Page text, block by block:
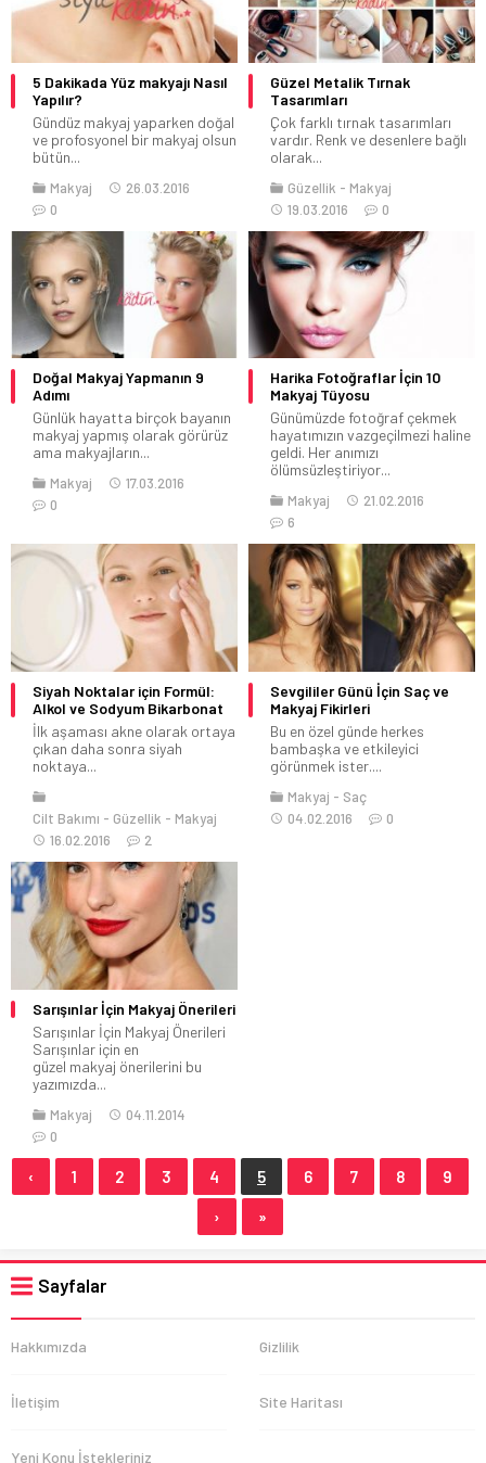
5 Dakikada Yüz makyajı Nasıl
Yapılır?
Gündüz makyaj yaparken doğal
ve profosyonel bir makyaj olsun
bütün...
Makyaj
26.03.2016
0
Güzel Metalik Tırnak
Tasarımları
Çok farklı tırnak tasarımları
vardır. Renk ve desenlere bağlı
olarak...
Güzellik
Makyaj
19.03.2016
0
Doğal Makyaj Yapmanın 9
Adımı
Günlük hayatta birçok bayanın
makyaj yapmış olarak görürüz
ama makyajların...
Makyaj
17.03.2016
0
Harika Fotoğraflar İçin 10
Makyaj Tüyosu
Günümüzde fotoğraf çekmek
hayatımızın vazgeçilmezi haline
geldi. Her anımızı
ölümsüzleştiriyor...
Makyaj
21.02.2016
6
Siyah Noktalar için Formül:
Alkol ve Sodyum Bikarbonat
İlk aşaması akne olarak ortaya
çıkan daha sonra siyah
noktaya...
Cilt Bakımı Güzellik
Makyaj
16.02.2016
2
Sevgililer Günü İçin Saç ve
Makyaj Fikirleri
Bu en özel günde herkes
bambaşka ve etkileyici
görünmek ister....
Makyaj
Saç
04.02.2016
0
Sarışınlar İçin Makyaj Önerileri
Sarışınlar İçin Makyaj Önerileri
Sarışınlar için en
güzel makyaj önerilerini bu
yazımızda...
Makyaj
04.11.2014
0
‹ 1 2 3 4 5 6 7 8 9
› »
Sayfalar
Hakkımızda Gizlilik
İletişim Site Haritası
Yeni Konu İstekleriniz